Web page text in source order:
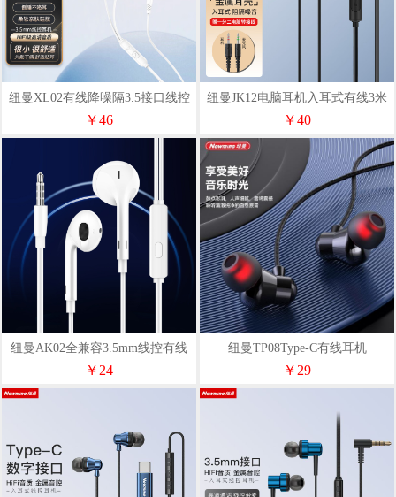
纽曼XL02有线降噪隔3.5接口线控
耳机多色
￥46
纽曼JK12电脑耳机入耳式有线3米
加长线带麦线控耳机锖色
￥40
纽曼AK02全兼容3.5mm线控有线
耳机白色
￥24
纽曼TP08Type-C有线耳机
￥29